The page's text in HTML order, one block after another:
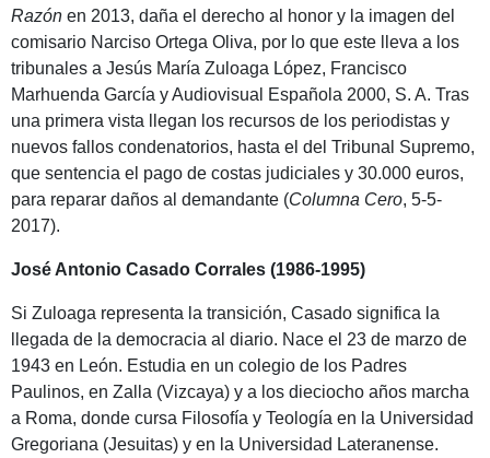
Razón en 2013, daña el derecho al honor y la imagen del
comisario Narciso Ortega Oliva, por lo que este lleva a los
tribunales a Jesús María Zuloaga López, Francisco
Marhuenda García y Audiovisual Española 2000, S. A. Tras
una primera vista llegan los recursos de los periodistas y
nuevos fallos condenatorios, hasta el del Tribunal Supremo,
que sentencia el pago de costas judiciales y 30.000 euros,
para reparar daños al demandante (Columna Cero, 5-5-
2017).
José Antonio Casado Corrales (1986-1995)
Si Zuloaga representa la transición, Casado significa la
llegada de la democracia al diario. Nace el 23 de marzo de
1943 en León. Estudia en un colegio de los Padres
Paulinos, en Zalla (Vizcaya) y a los dieciocho años marcha
a Roma, donde cursa Filosofía y Teología en la Universidad
Gregoriana (Jesuitas) y en la Universidad Lateranense.